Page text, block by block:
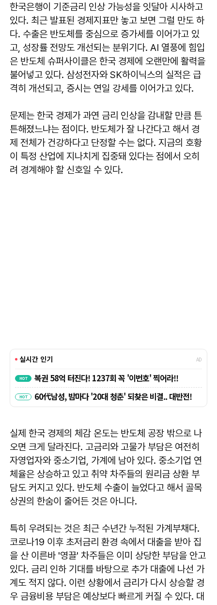
한국은행이 기준금리 인상 가능성을 잇달아 시사하고
있다. 최근 발표된 경제지표만 놓고 보면 그럴 만도 하
다. 수출은 반도체를 중심으로 증가세를 이어가고 있
고, 성장률 전망도 개선되는 분위기다. AI 열풍에 힘입
은 반도체 슈퍼사이클은 한국 경제에 오랜만에 활력을
불어넣고 있다. 삼성전자와 SK하이닉스의 실적은 급
격히 개선되고, 증시는 연일 강세를 이어가고 있다.
문제는 한국 경제가 과연 금리 인상을 감내할 만큼 튼
튼해졌느냐는 점이다. 반도체가 잘 나간다고 해서 경
제 전체가 건강하다고 단정할 수는 없다. 지금의 호황
이 특정 산업에 지나치게 집중돼 있다는 점에서 오히
려 경계해야 할 신호일 수 있다.
실제 한국 경제의 체감 온도는 반도체 공장 밖으로 나
오면 크게 달라진다. 고금리와 고물가 부담은 여전히
자영업자와 중소기업, 가계에 남아 있다. 중소기업 연
체율은 상승하고 있고 취약 차주들의 원리금 상환 부
담도 커지고 있다. 반도체 수출이 늘었다고 해서 골목
상권의 한숨이 줄어든 것은 아니다.
특히 우려되는 것은 최근 수년간 누적된 가계부채다.
코로나19 이후 초저금리 환경 속에서 대출을 받아 집
을 산 이른바 '영끌' 차주들은 이미 상당한 부담을 안고
있다. 금리 인하 기대를 바탕으로 추가 대출에 나선 가
계도 적지 않다. 이런 상황에서 금리가 다시 상승할 경
우 금융비용 부담은 예상보다 빠르게 커질 수 있다. 대